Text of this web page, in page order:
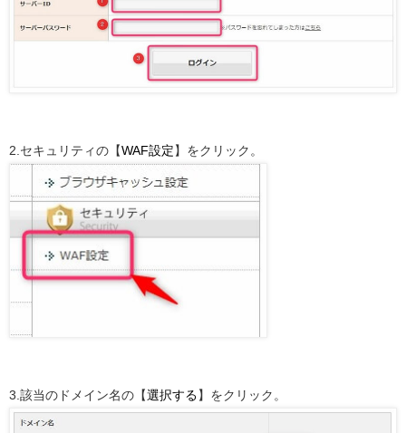
2.セキュリティの【WAF設定 】をクリック。
3.該当のドメイン名の【選択する 】をクリック。